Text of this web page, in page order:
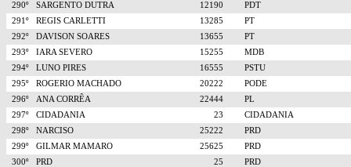
290º
SARGENTO DUTRA 12190
PDT
291º
REGIS CARLETTI 13285
PT
292º
DAVISON SOARES 13655
PT
293º
IARA SEVERO 15255
MDB
294º
LUNO PIRES 16555
PSTU
295º
ROGERIO MACHADO 20222
PODE
296º
ANA CORRÊA 22444
PL
297º
CIDADANIA 23
CIDADANIA
298º
NARCISO 25222
PRD
299º
GILMAR MAMARO 25625
PRD
300º
PRD 25
PRD